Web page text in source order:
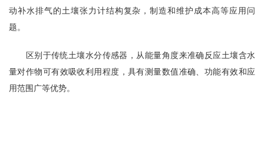
动补水排气的土壤张力计结构复杂，制造和维护成本高等应用问
题。
区别于传统土壤水分传感器，从能量角度来准确反应土壤含水
量对作物可有效吸收利用程度，具有测量数值准确、功能有效和应
用范围广等优势。